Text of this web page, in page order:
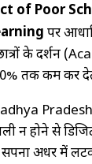
of Poor
पर
के प्रदर्शन
तक कम कर
न होने से
अधर में